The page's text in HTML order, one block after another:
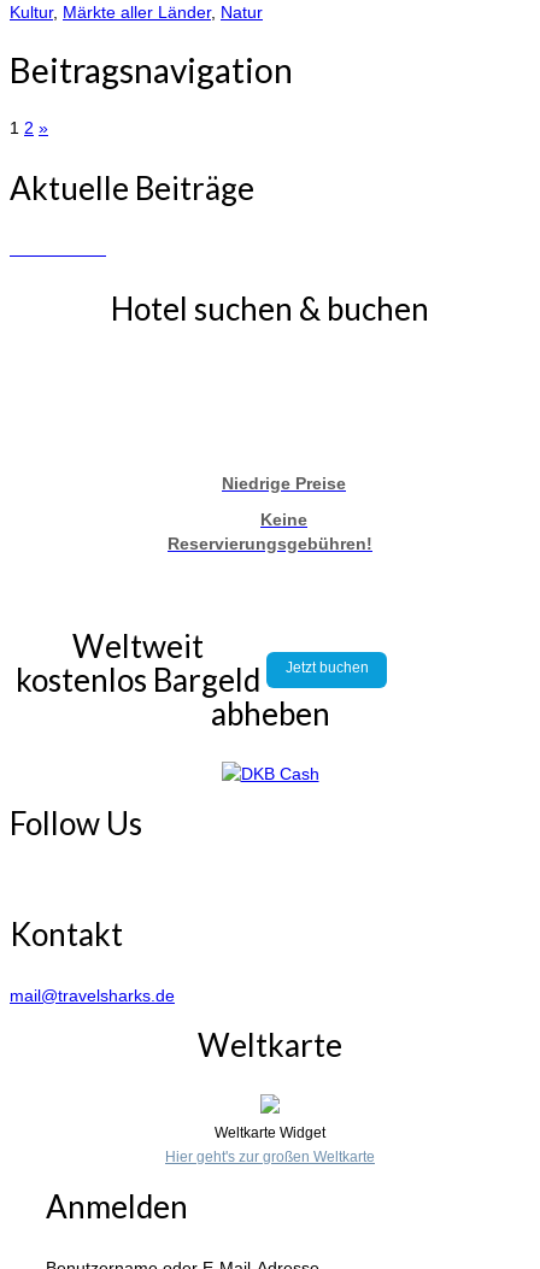
Kultur, Märkte aller Länder, Natur
Beitragsnavigation
1 2 »
Aktuelle Beiträge
Hotel suchen & buchen
Niedrige Preise
Keine
Reservierungsgebühren!
Jetzt buchen
Weltweit
kostenlos Bargeld
abheben
Follow Us
Kontakt
mail@travelsharks.de
Weltkarte
Weltkarte Widget
Hier geht's zur großen Weltkarte
Anmelden